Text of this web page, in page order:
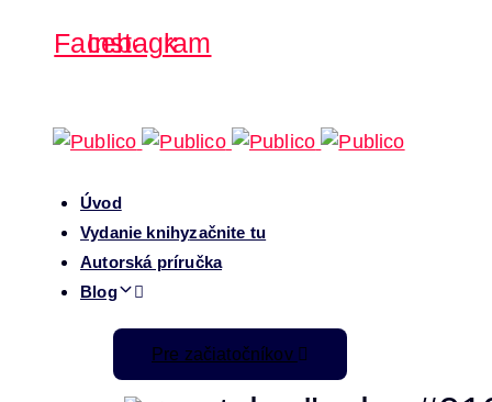
Facebook
Instagram
Úvod
Vydanie knihyzačnite tu
Autorská príručka
Blog
Pre začiatočníkov